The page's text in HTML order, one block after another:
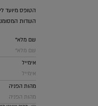
הטופס מיועד
השדות
שם מלא*
אימייל
מהות הפניה